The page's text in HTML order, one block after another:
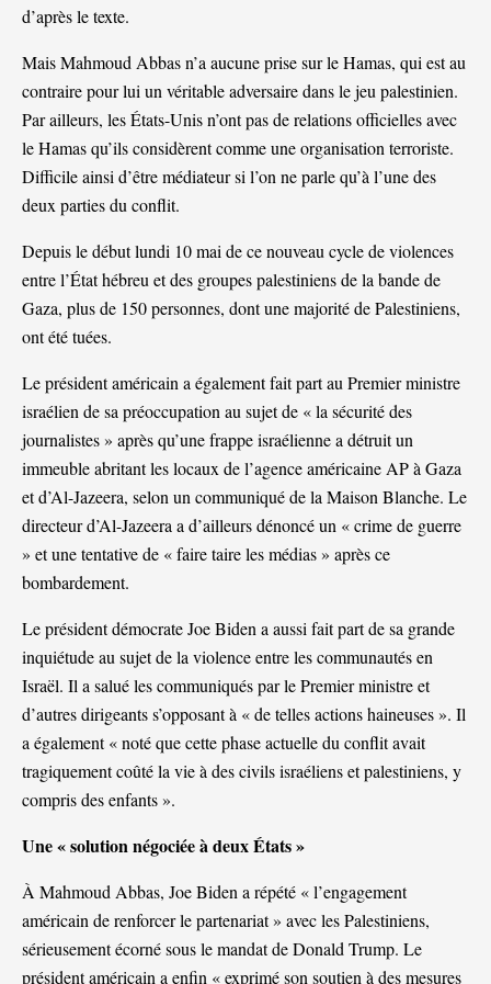
d’après le texte.
Mais Mahmoud Abbas n’a aucune prise sur le Hamas, qui est au
contraire pour lui un véritable adversaire dans le jeu palestinien.
Par ailleurs, les États-Unis n’ont pas de relations officielles avec
le Hamas qu’ils considèrent comme une organisation terroriste.
Difficile ainsi d’être médiateur si l’on ne parle qu’à l’une des
deux parties du conflit.
Depuis le début lundi 10 mai de ce nouveau cycle de violences
entre l’État hébreu et des groupes palestiniens de la bande de
Gaza, plus de 150 personnes, dont une majorité de Palestiniens,
ont été tuées.
Le président américain a également fait part au Premier ministre
israélien de sa préoccupation au sujet de « la sécurité des
journalistes » après qu’une frappe israélienne a détruit un
immeuble abritant les locaux de l’agence américaine AP à Gaza
et d’Al-Jazeera, selon un communiqué de la Maison Blanche. Le
directeur d’Al-Jazeera a d’ailleurs dénoncé un « crime de guerre
» et une tentative de « faire taire les médias » après ce
bombardement.
Le président démocrate Joe Biden a aussi fait part de sa grande
inquiétude au sujet de la violence entre les communautés en
Israël. Il a salué les communiqués par le Premier ministre et
d’autres dirigeants s’opposant à « de telles actions haineuses ». Il
a également « noté que cette phase actuelle du conflit avait
tragiquement coûté la vie à des civils israéliens et palestiniens, y
compris des enfants ».
Une « solution négociée à deux États »
À Mahmoud Abbas, Joe Biden a répété « l’engagement
américain de renforcer le partenariat » avec les Palestiniens,
sérieusement écorné sous le mandat de Donald Trump. Le
président américain a enfin « exprimé son soutien à des mesures